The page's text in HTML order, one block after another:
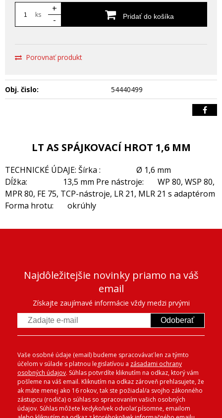
ks
+
-
Pridať do košíka
Porovnať produkt
Obj. čislo: 54440499
LT AS SPÁJKOVACÍ HROT 1,6 MM
TECHNICKÉ ÚDAJE: Šírka : Ø 1,6 mm
Dĺžka: 13,5 mm Pre nástroje: WP 80, WSP 80,
MPR 80, FE 75, TCP-nástroje, LR 21, MLR 21 s adaptérom
Forma hrotu: okrúhly
Najdôležitejšie novinky priamo na váš
email
Získajte zaujímavé informácie vždy medzi prvými
Odoberať
Vaše osobné údaje (email) budeme spracovávať len za týmto
účelom v súlade s platnou legislatívou a zásadami ochrany
osobných údajov. Súhlas potvrdíte kliknutím na odkaz, ktorý vám
pošleme na váš email. Kliknutím na odkaz zároveň prehlasujete, že
ak máte menej ako 16 rokov, tak ste požiadal/a svojho zákonného
zástupcu (rodiča) o súhlas so spracovaním vašich osobných
údajov. Súhlas môžete kedykoľvek odvolať písomne, emailom